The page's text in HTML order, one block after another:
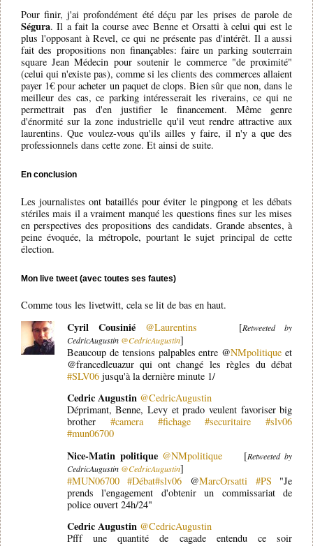
Pour finir, j'ai profondément été déçu par les prises de parole de
Ségura. Il a fait la course avec Benne et Orsatti à celui qui est le
plus l'opposant à Revel, ce qui ne présente pas d'intérêt. Il a aussi
fait des propositions non finançables: faire un parking souterrain
square Jean Médecin pour soutenir le commerce "de proximité"
(celui qui n'existe pas), comme si les clients des commerces allaient
payer 1€ pour acheter un paquet de clops. Bien sûr que non, dans le
meilleur des cas, ce parking intéresserait les riverains, ce qui ne
permettrait pas d'en justifier le financement. Même genre
d'énormité sur la zone industrielle qu'il veut rendre attractive aux
laurentins. Que voulez-vous qu'ils ailles y faire, il n'y a que des
professionnels dans cette zone. Et ainsi de suite.
En conclusion
Les journalistes ont bataillés pour éviter le pingpong et les débats
stériles mais il a vraiment manqué les questions fines sur les mises
en perspectives des propositions des candidats. Grande absentes, à
peine évoquée, la métropole, pourtant le sujet principal de cette
élection.
Mon live tweet (avec toutes ses fautes)
Comme tous les livetwitt, cela se lit de bas en haut.
Cyril Cousinié @Laurentins [Retweeted by
CedricAugustin @CedricAugustin]
Beaucoup de tensions palpables entre @NMpolitique et
@francedleuazur qui ont changé les règles du débat
#SLV06jusqu'à la dernière minute 1/
Cedric Augustin @CedricAugustin
Déprimant, Benne, Levy et prado veulent favoriser big
brother #camera #fichage #securitaire
#slv06
#mun06700
Nice-Matin politique @NMpolitique [Retweeted by
CedricAugustin @CedricAugustin]
#MUN06700
#Débat#slv06 @MarcOrsatti #PS "Je
prends l'engagement d'obtenir un commissariat de
police ouvert 24h/24"
Cedric Augustin @CedricAugustin
Pfff une quantité de cagade entendu ce soir